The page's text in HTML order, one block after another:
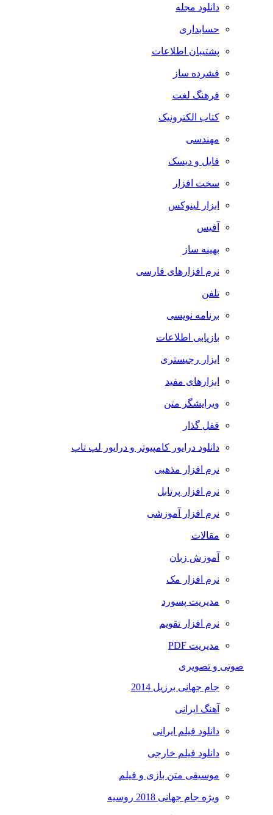
دانلود مجله
حسابداری
پشتیبان اطلاعات
فشرده ساز
فرهنگ لغت
کتاب الکترونیک
مهندسی
فایل و دیسک
سخت افزار
ابزار لینوکس
آفیس
بهینه ساز
نرم افزارهای فارسی
تلفن
برنامه نویسی
بازیابی اطلاعات
ابزار رجیستری
ابزارهای مفید
ویرایشگر متن
قفل گذار
دانلود درایور کامپیوتر و درایور لپ تاپ
نرم افزار مذهبی
نرم افزار پرتابل
نرم افزار آموزشی
مقالات
آموزش زبان
نرم افزار مک
مدیریت پسورد
نرم افزار تقویم
مدیریت PDF
صوتی و تصویری
جام جهانی برزیل 2014
آهنگ ایرانی
دانلود فیلم ایرانی
دانلود فیلم خارجی
موسیقی متن بازی و فیلم
ویژه جام جهانی 2018 روسیه